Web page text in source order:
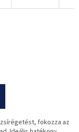
fokozza az